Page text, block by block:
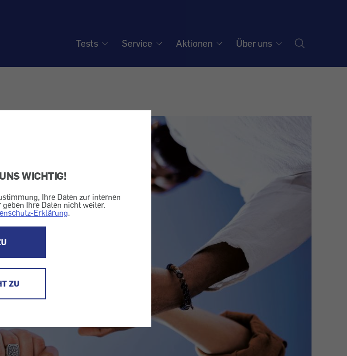
WICHTIG!
Ihre Daten zur internen
Ihre Daten nicht weiter.
Erklärung.
ZU
Tests Service Aktionen Über uns